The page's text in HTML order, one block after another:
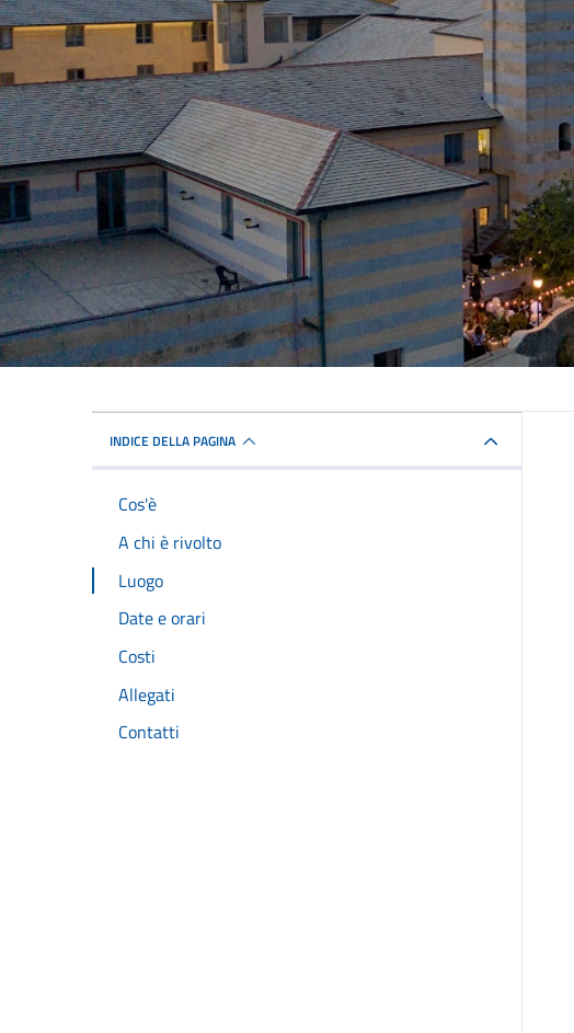
INDICE DELLA PAGINA
Cos'è
A chi è rivolto
Luogo
Date e orari
Costi
Allegati
Contatti